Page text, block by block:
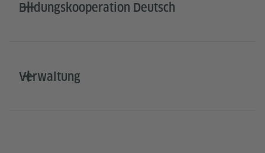
Bildungskooperation Deutsch
Verwaltung